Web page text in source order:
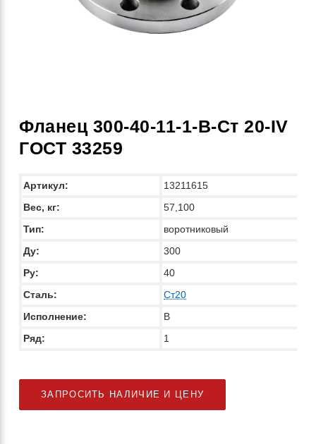
Фланец 300-40-11-1-B-Ст 20-IV
ГОСТ 33259
Артикул:
13211615
Вес, кг:
57,100
Тип:
воротниковый
Ду:
300
Ру:
40
Сталь:
Ст20
Исполнение:
В
Ряд:
1
ЗАПРОСИТЬ НАЛИЧИЕ И ЦЕНУ